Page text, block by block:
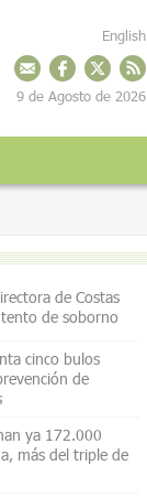
English
9 de Agosto de 2026
de Costas
de soborno
cinco bulos
de
ya 172.000
más del triple de